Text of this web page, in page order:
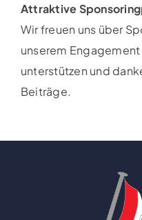
Attraktive
Wir freuen uns über
unserem
unterstützen und
Beiträge.